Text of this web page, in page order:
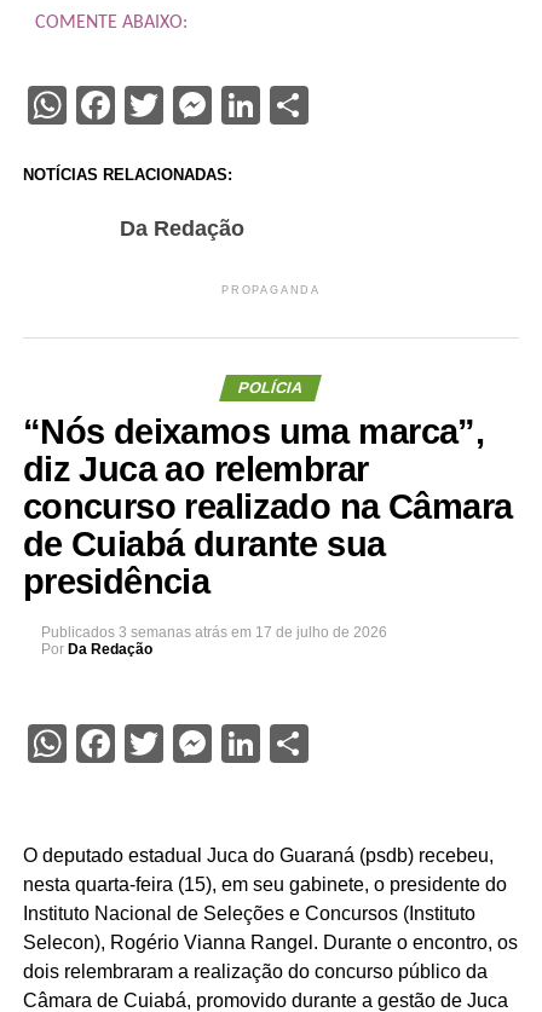
COMENTE ABAIXO:
WhatsApp
Facebook
Twitter
Messenger
LinkedIn
Share
NOTÍCIAS RELACIONADAS:
Da Redação
PROPAGANDA
POLÍCIA
“Nós deixamos uma marca”,
diz Juca ao relembrar
concurso realizado na Câmara
de Cuiabá durante sua
presidência
Publicados 3 semanas atrás em 17 de julho de 2026
Por Da Redação
WhatsApp
Facebook
Twitter
Messenger
LinkedIn
Share
O deputado estadual Juca do Guaraná (psdb) recebeu,
nesta quarta-feira (15), em seu gabinete, o presidente do
Instituto Nacional de Seleções e Concursos (Instituto
Selecon), Rogério Vianna Rangel. Durante o encontro, os
dois relembraram a realização do concurso público da
Câmara de Cuiabá, promovido durante a gestão de Juca